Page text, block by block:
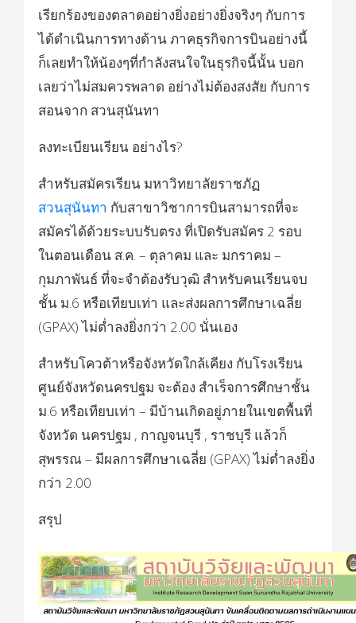
เรียกร้องของตลาดอย่างยิ่งอย่างยิ่งจริงๆ กับการ
ได้ดำเนินการทางด้าน ภาคธุรกิจการบินอย่างนี้
ก็เลยทำให้น้องๆที่กำลังสนใจในธุรกิจนี้นั้น บอก
เลยว่าไม่สมควรพลาด อย่างไม่ต้องสงสัย กับการ
สอนจาก สวนสุนันทา
ลงทะเบียนเรียน อย่างไร?
สำหรับสมัครเรียน มหาวิทยาลัยราชภัฏ
สวนสุนันทา กับสาขาวิชาการบินสามารถที่จะ
สมัครได้ด้วยระบบรับตรง ที่เปิดรับสมัคร 2 รอบ
ในตอนเดือน ส.ค. – ตุลาคม และ มกราคม –
กุมภาพันธ์ ที่จะจำต้องรับวุฒิ สำหรับคนเรียนจบ
ชั้น ม.6 หรือเทียบเท่า และส่งผลการศึกษาเฉลี่ย
(GPAX) ไม่ต่ำลงยิ่งกว่า 2.00 นั่นเอง
สำหรับโควต้าหรือจังหวัดใกล้เคียง กับโรงเรียน
ศูนย์จังหวัดนครปฐม จะต้อง สำเร็จการศึกษาชั้น
ม.6 หรือเทียบเท่า – มีบ้านเกิดอยู่ภายในเขตพื้นที่
จังหวัด นครปฐม , กาญจนบุรี , ราชบุรี แล้วก็
สุพรรณ – มีผลการศึกษาเฉลี่ย (GPAX) ไม่ต่ำลงยิ่ง
กว่า 2.00
สรุป